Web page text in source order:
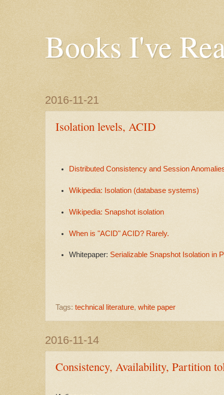
Books I've
2016-11-21
Isolation levels, ACID
Distributed Consistency and Session
Wikipedia: Isolation (database systems)
Wikipedia: Snapshot isolation
When is "ACID" ACID? Rarely.
Whitepaper: Serializable Snapshot Isolation in
Tags: technical literature, white paper
2016-11-14
Consistency, Availability, Partition